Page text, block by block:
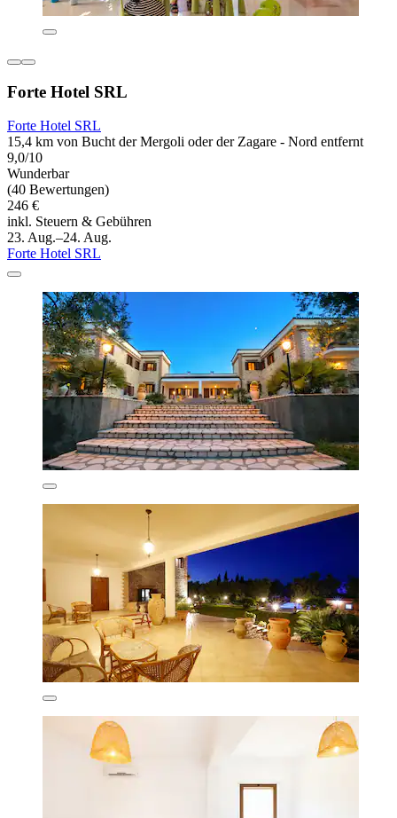
Forte Hotel SRL
Forte Hotel SRL
15,4 km von Bucht der Mergoli oder der Zagare - Nord entfernt
9,0/10
Wunderbar
(40 Bewertungen)
246 €
inkl. Steuern & Gebühren
23. Aug.–24. Aug.
Forte Hotel SRL